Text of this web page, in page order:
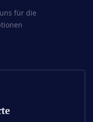
für die